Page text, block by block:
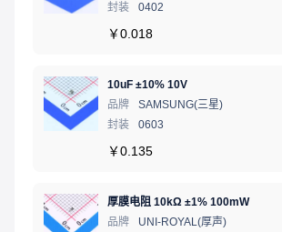
封装
0402
￥0.018
10uF ±10% 10V
品牌
SAMSUNG(三星)
封装
0603
￥0.135
厚膜电阻 10kΩ ±1% 100mW
品牌
UNI-ROYAL(厚声)